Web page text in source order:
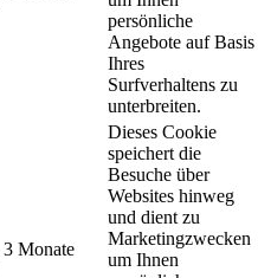
persönliche
Angebote auf Basis
Ihres
Surfverhaltens zu
unterbreiten.
3 Monate
Dieses Cookie
speichert die
Besuche über
Websites hinweg
und dient zu
Marketingzwecken
um Ihnen